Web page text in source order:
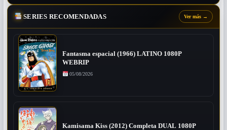
SERIES RECOMENDADAS Ver más →
Fantasma espacial (1966) LATINO 1080P
WEBRIP
05/08/2026
Kamisama Kiss (2012) Completa DUAL 1080P